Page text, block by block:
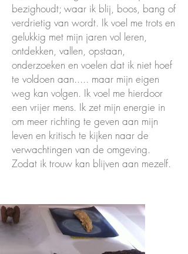
bezighoudt; waar ik blij, boos, bang of
verdrietig van wordt. Ik voel me trots en
gelukkig met mijn jaren vol leren,
ontdekken, vallen, opstaan,
onderzoeken en voelen dat ik niet hoef
te voldoen aan..... maar mijn eigen
weg kan volgen. Ik voel me hierdoor
een vrijer mens. Ik zet mijn energie in
om meer richting te geven aan mijn
leven en kritisch te kijken naar de
verwachtingen van de omgeving.
Zodat ik trouw kan blijven aan mezelf.